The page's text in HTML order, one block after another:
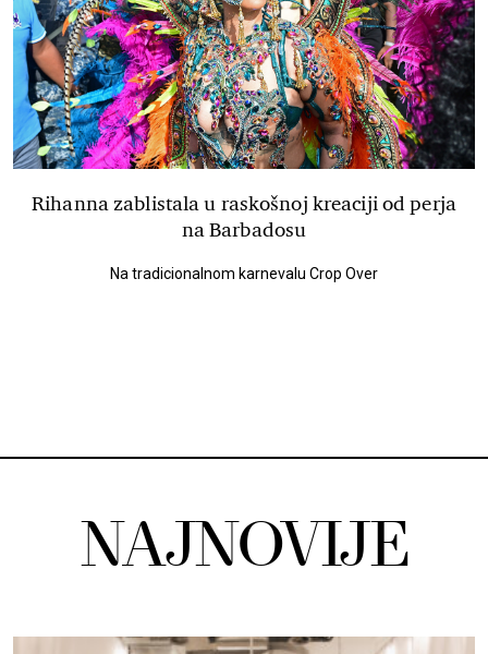
Rihanna zablistala u raskošnoj kreaciji od perja
na Barbadosu
Na tradicionalnom karnevalu Crop Over
NAJNOVIJE